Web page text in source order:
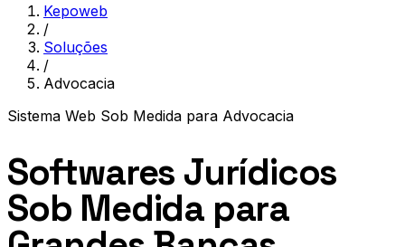
Kepoweb
/
Soluções
/
Advocacia
Sistema Web Sob Medida para Advocacia
Softwares Jurídicos
Sob Medida para